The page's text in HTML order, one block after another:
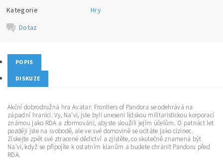
Kategorie
Hry
Dotaz
POPIS
DISKUZE
Akční dobrodružná hra Avatar: Frontiers of Pandora se odehrává na
západní hranici. Vy, Na'vi, jste byli uneseni lidskou militaristickou korporací
známou jako RDA a zformováni, abyste sloužili jejím účelům. O patnáct let
později jste na svobodě, ale ve své domovině se ocitáte jako cizinec.
Získejte zpět své ztracené dědictví a zjistěte, co skutečně znamená být
Na'vi, když se připojíte k ostatním klanům a budete chránit Pandoru před
RDA.